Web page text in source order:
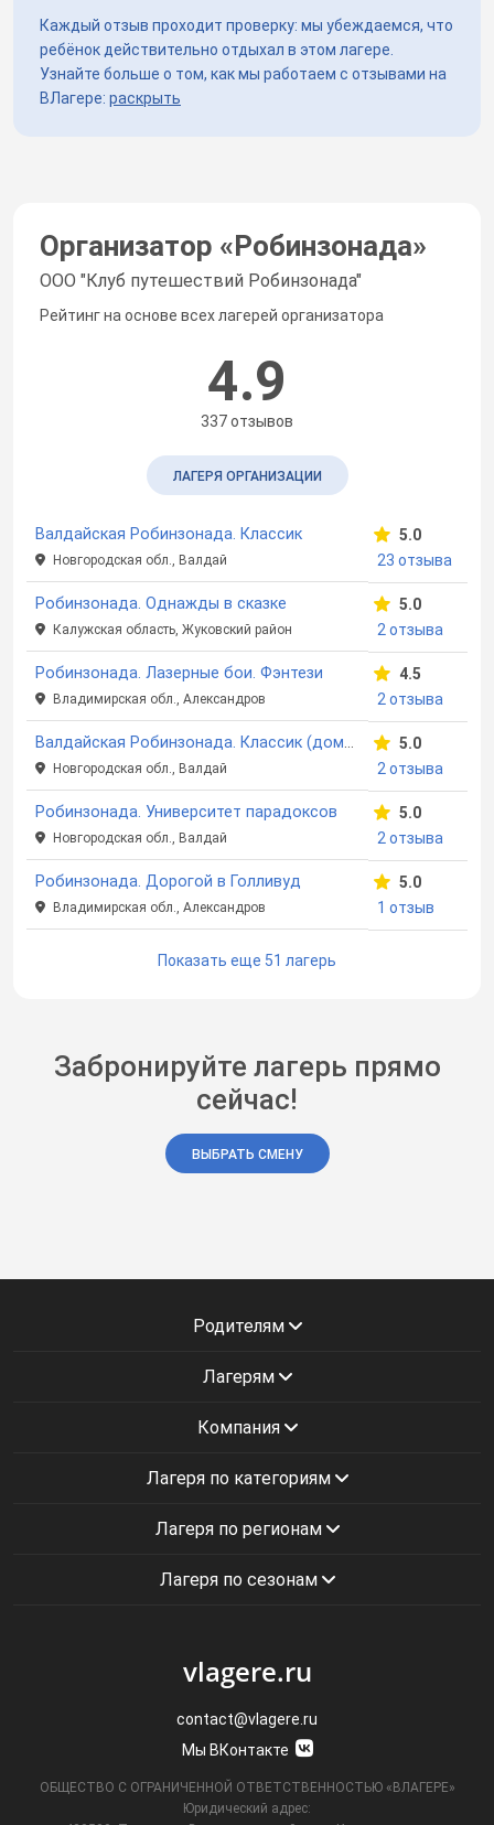
Каждый отзыв проходит проверку: мы убеждаемся, что
ребёнок действительно отдыхал в этом лагере.
Узнайте больше о том, как мы работаем с отзывами на
ВЛагере: раскрыть
Организатор «Робинзонада»
ООО "Клуб путешествий Робинзонада"
Рейтинг на основе всех лагерей организатора
4.9
337 отзывов
ЛАГЕРЯ ОРГАНИЗАЦИИ
Валдайская Робинзонада. Классик
Новгородская обл., Валдай
5.0
23 отзыва
Робинзонада. Однажды в сказке
Калужская область, Жуковский район
5.0
2 отзыва
Робинзонада. Лазерные бои. Фэнтези
Владимирская обл., Александров
4.5
2 отзыва
Валдайская Робинзонада. Классик (домики)
Новгородская обл., Валдай
5.0
2 отзыва
Робинзонада. Университет парадоксов
Новгородская обл., Валдай
5.0
2 отзыва
Робинзонада. Дорогой в Голливуд
Владимирская обл., Александров
5.0
1 отзыв
Показать еще 51 лагерь
Забронируйте лагерь прямо
сейчас!
ВЫБРАТЬ СМЕНУ
Родителям
Лагерям
Компания
Лагеря по категориям
Лагеря по регионам
Лагеря по сезонам
vlagere.ru
contact@vlagere.ru
Мы ВКонтакте
ОБЩЕСТВО С ОГРАНИЧЕННОЙ ОТВЕТСТВЕННОСТЬЮ «ВЛАГЕРЕ»
Юридический адрес: